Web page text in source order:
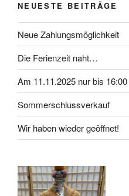
NEUESTE BEITRÄGE
Neue Zahlungsmöglichkeit
Die Ferienzeit naht…
Am 11.11.2025 nur bis
Sommerschlussverkauf
Wir haben wieder geöffnet!